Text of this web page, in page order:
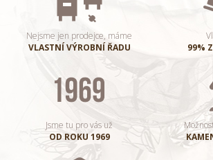
Nejsme jen prodejce, máme
VLASTNÍ VÝROBNÍ ŘADU
99%
Jsme tu pro vás už
OD ROKU 1969